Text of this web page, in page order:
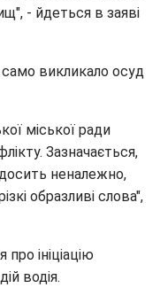
- йдеться в заяві
викликало осуд
міської ради
Зазначається,
неналежно,
образливі слова",
ініціацію
водія.